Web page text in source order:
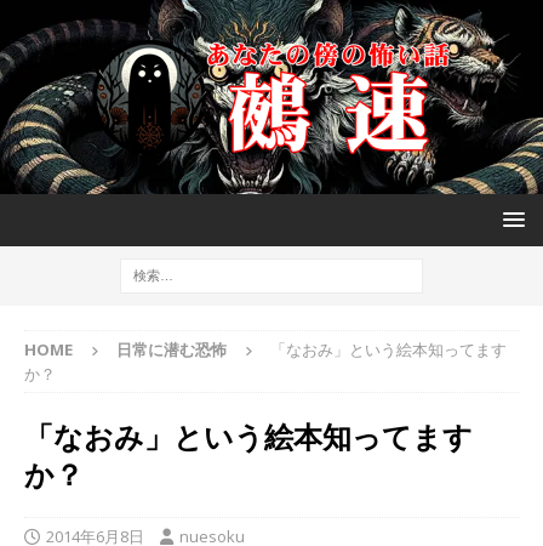
HOME 日常に潜む恐怖
「なおみ」という絵本知ってます
か？
「なおみ」という絵本知ってます
か？
2014年6月8日 nuesoku